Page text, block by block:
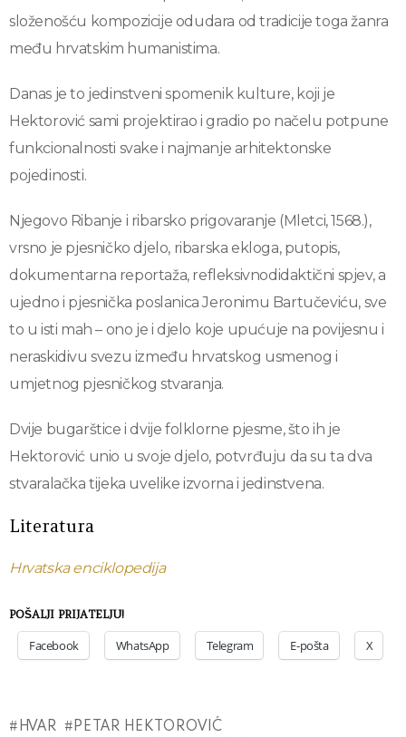
složenošću kompozicije odudara od tradicije toga žanra
među hrvatskim humanistima.
Danas je to jedinstveni spomenik kulture, koji je
Hektorović sami projektirao i gradio po načelu potpune
funkcionalnosti svake i najmanje arhitektonske
pojedinosti.
Njegovo Ribanje i ribarsko prigovaranje (Mletci, 1568.),
vrsno je pjesničko djelo, ribarska ekloga, putopis,
dokumentarna reportaža, refleksivnodidaktični spjev, a
ujedno i pjesnička poslanica Jeronimu Bartučeviću, sve
to u isti mah – ono je i djelo koje upućuje na povijesnu i
neraskidivu svezu između hrvatskog usmenog i
umjetnog pjesničkog stvaranja.
Dvije bugarštice i dvije folklorne pjesme, što ih je
Hektorović unio u svoje djelo, potvrđuju da su ta dva
stvaralačka tijeka uvelike izvorna i jedinstvena.
Literatura
Hrvatska enciklopedija
POŠALJI PRIJATELJU!
Facebook WhatsApp Telegram E-pošta X
HVAR
PETAR HEKTOROVIĆ